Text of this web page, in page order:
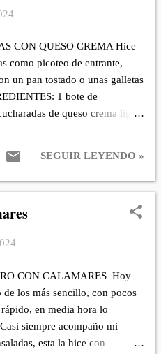
bol con agua y una cucharada
y lo dejo allí mientras
de yogur. En un tarro añado el
de vinagreta de
y una pizca de sal, integro
un plato extendiendo bien.
el tiempo espero que se
CON QUESO CREMA Hice
como picoteo de entrante,
un pan tostado o unas galletas
1 bote de
de queso crema light.
de oliva virgen extra.
PREPARACIÓN: Escurro las
un poco el queso crema e
por todo el plato
con aceite, semillas, sal y la
de módena. LA
PIMIENTOS Es pimiento
morrón y cebolleta cortados
vinagre de vino, aceite, sal y
SEGUIR LEYENDO »
CON CALAMARES Hoy
de los más sencillo, con pocos
en media hora lo
siempre acompaño mi
esta la hice con